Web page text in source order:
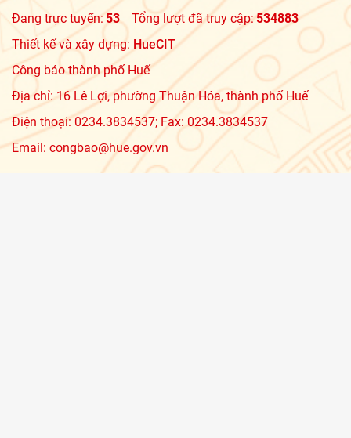
Đang trực tuyến:53 Tổng lượt đã truy cập:534883
Thiết kế và xây dựng: HueCIT
Công báo thành phố Huế
Địa chỉ: 16 Lê Lợi, phường Thuận Hóa, thành phố Huế
Điện thoại: 0234.3834537; Fax: 0234.3834537
Email: congbao@hue.gov.vn